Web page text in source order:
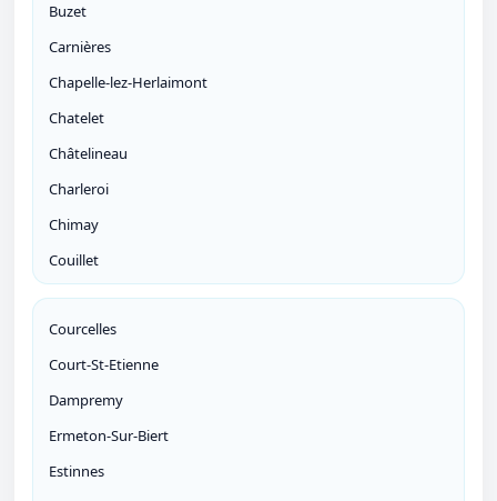
Buzet
Carnières
Chapelle-lez-Herlaimont
Chatelet
Châtelineau
Charleroi
Chimay
Couillet
Courcelles
Court-St-Etienne
Dampremy
Ermeton-Sur-Biert
Estinnes